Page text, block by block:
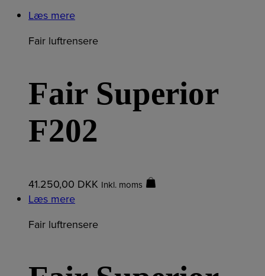
Læs mere
Fair luftrensere
Fair Superior
F202
41.250,00 DKK Inkl. moms
Læs mere
Fair luftrensere